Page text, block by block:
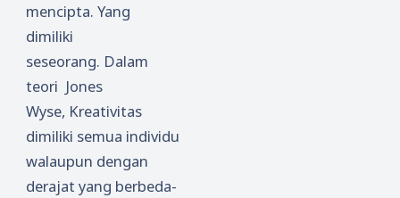
mencipta. Yang
dimiliki
seseorang. Dalam
teori Jones
Wyse, Kreativitas
dimiliki semua individu
walaupun dengan
derajat yang berbeda-